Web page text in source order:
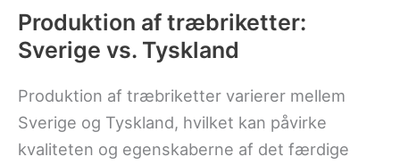
Produktion af træbriketter:
Sverige vs. Tyskland
Produktion af træbriketter varierer mellem
Sverige og Tyskland, hvilket kan påvirke
kvaliteten og egenskaberne af det færdige